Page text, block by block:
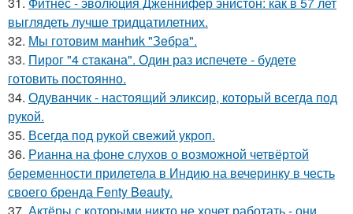
выглядеть лучше тридцатилетних.
32. Мы готовим мaнhиk "Зeбpa".
33. Пирог "4 стaкана". Один раз испечете - будете
готовить постоянно.
34. Одуванчик - настоящий эликсир, который всегда под
рукой.
35. Всегда под рукой свежий укроп.
36. Рианна на фоне слухов о возможной четвёртой
беременности прилетела в Индию на вечеринку в честь
своего бренда Fenty Beauty.